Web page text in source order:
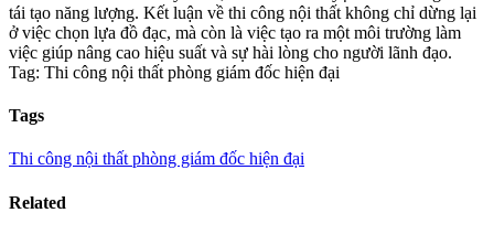
tái tạo năng lượng. Kết luận về thi công nội thất không chỉ dừng lại
ở việc chọn lựa đồ đạc, mà còn là việc tạo ra một môi trường làm
việc giúp nâng cao hiệu suất và sự hài lòng cho người lãnh đạo.
Tag: Thi công nội thất phòng giám đốc hiện đại
Tags
Thi công nội thất phòng giám đốc hiện đại
Related